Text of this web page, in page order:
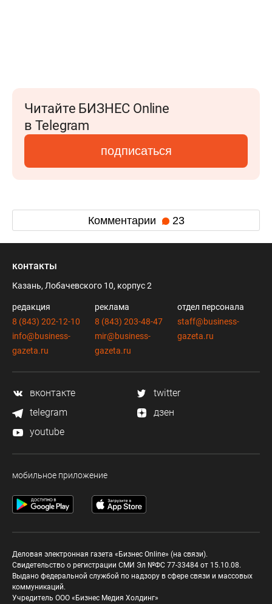
Читайте БИЗНЕС Online
в Telegram
подписаться
Комментарии 23
контакты
Казань, Лобачевского 10, корпус 2
редакция
8 (843) 202-12-10
info@business-
gazeta.ru
реклама
8 (843) 203-48-47
mir@business-
gazeta.ru
отдел персонала
staff@business-
gazeta.ru
вконтакте
twitter
telegram
дзен
youtube
мобильное приложение
Деловая электронная газета «Бизнес Online» (на связи).
Свидетельство о регистрации СМИ Эл №ФС 77-33484 от 15.10.08.
Выдано федеральной службой по надзору в сфере связи и массовых
коммуникаций.
Учредитель ООО «Бизнес Медия Холдинг»